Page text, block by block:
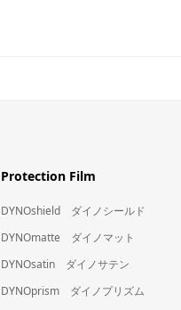
Protection Film
DYNOshield ダイノシールド
DYNOmatte ダイノマット
DYNOsatin ダイノサテン
DYNOprism ダイノプリズム